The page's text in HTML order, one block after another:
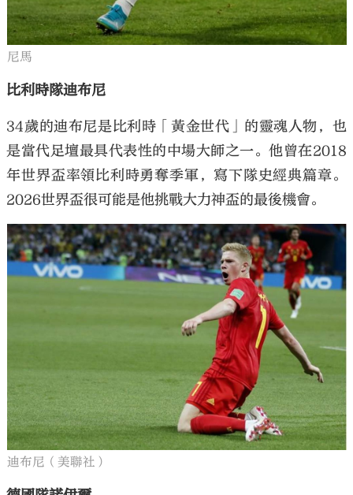
尼馬
比利時隊迪布尼
34歲的迪布尼是比利時「黃金世代」的靈魂人物，也
是當代足壇最具代表性的中場大師之一。他曾在2018
年世界盃率領比利時勇奪季軍，寫下隊史經典篇章。
2026世界盃很可能是他挑戰大力神盃的最後機會。
迪布尼（美聯社）